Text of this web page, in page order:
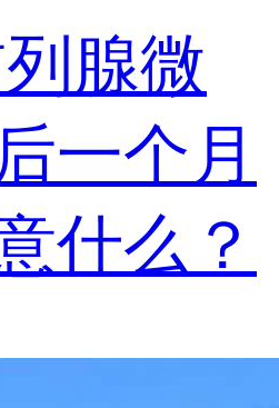
腺微
一个月
什么？